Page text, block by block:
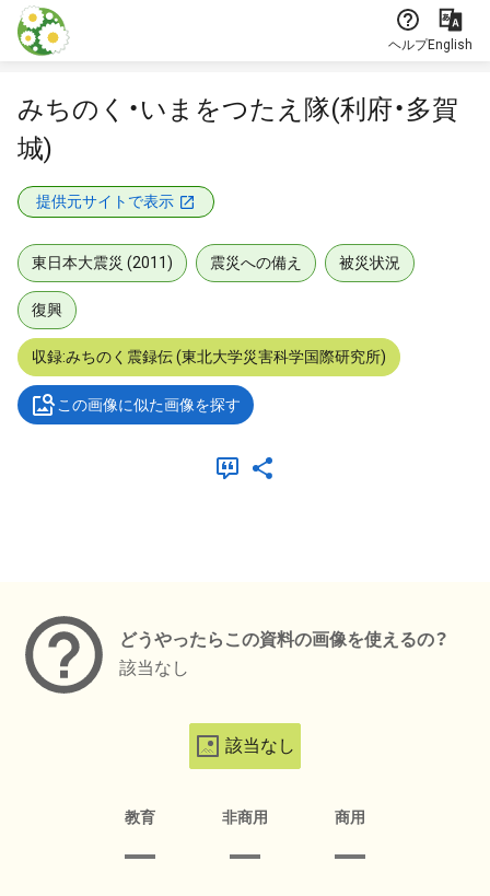
本文に飛ぶ
ヘルプEnglish
みちのく・いまをつたえ隊(利府・多賀
城)
提供元サイトで表示
東日本大震災 (2011) 震災への備え 被災状況
復興
収録:みちのく震録伝 (東北大学災害科学国際研究所)
この画像に似た画像を探す
どうやったらこの資料の画像を使えるの？
該当なし
該当なし
教育 非商用 商用